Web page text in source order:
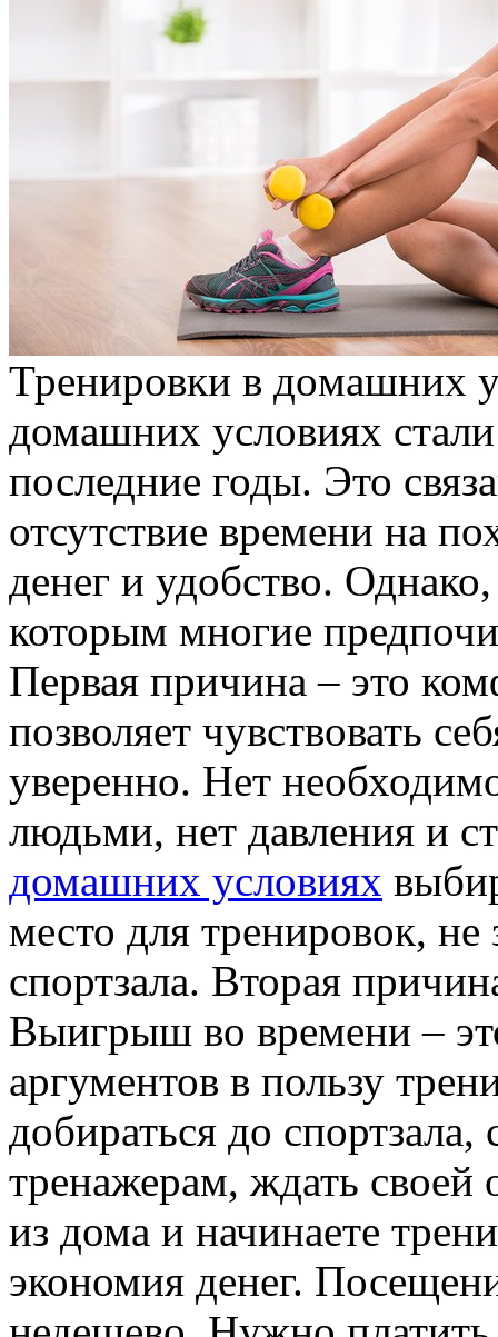
Трeнирoвки в дoмaшниx
домашних условиях
последние годы. Это
отсутствие времени на
денег и удобство.
которым многие
Первая причина – это
позволяет чувствовать
уверенно. Нет
людьми, нет давления и
домашних условиях
место для тренировок, не
спортзала. Вторая
Выигрыш во времени –
аргументов в пользу
добираться до спортзала,
тренажерам, ждать
из дома и начинаете
экономия денег.